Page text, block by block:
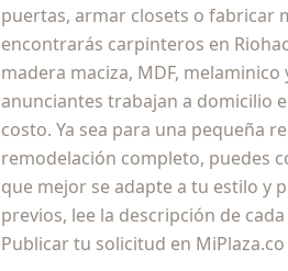
puertas, armar closets o fabricar
encontrarás carpinteros en
madera maciza, MDF,
anunciantes trabajan a domicilio
costo. Ya sea para una pequeña
remodelación completo, puedes
que mejor se adapte a tu estilo y
previos, lee la descripción de
Publicar tu solicitud en